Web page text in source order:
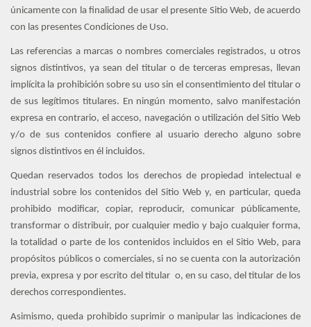
únicamente con la finalidad de usar el presente Sitio Web, de acuerdo
con las presentes Condiciones de Uso.
Las referencias a marcas o nombres comerciales registrados, u otros
signos distintivos, ya sean del titular o de terceras empresas, llevan
implícita la prohibición sobre su uso sin el consentimiento del titular o
de sus legítimos titulares. En ningún momento, salvo manifestación
expresa en contrario, el acceso, navegación o utilización del Sitio Web
y/o de sus contenidos confiere al usuario derecho alguno sobre
signos distintivos en él incluidos.
Quedan reservados todos los derechos de propiedad intelectual e
industrial sobre los contenidos del Sitio Web y, en particular, queda
prohibido modificar, copiar, reproducir, comunicar públicamente,
transformar o distribuir, por cualquier medio y bajo cualquier forma,
la totalidad o parte de los contenidos incluidos en el Sitio Web, para
propósitos públicos o comerciales, si no se cuenta con la autorización
previa, expresa y por escrito del titular o, en su caso, del titular de los
derechos correspondientes.
Asimismo, queda prohibido suprimir o manipular las indicaciones de